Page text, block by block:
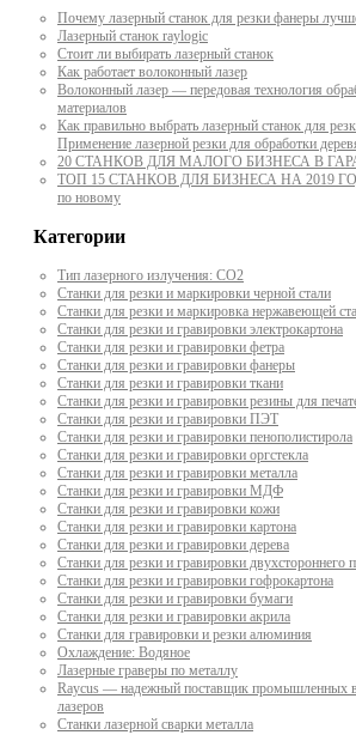
Почему лазерный станок для резки фанеры
Лазерный станок raylogic
Стоит ли выбирать лазерный станок
Как работает волоконный лазер
Волоконный лазер — передовая технология
материалов
Как правильно выбрать лазерный станок для
Применение лазерной резки для обработки
20 СТАНКОВ ДЛЯ МАЛОГО БИЗНЕСА В
ТОП 15 СТАНКОВ ДЛЯ БИЗНЕСА НА 2019
по новому
Категории
Тип лазерного излучения: СО2
Станки для резки и маркировки черной стали
Станки для резки и маркировка нержавеющей
Станки для резки и гравировки электрокартона
Станки для резки и гравировки фетра
Станки для резки и гравировки фанеры
Станки для резки и гравировки ткани
Станки для резки и гравировки резины для
Станки для резки и гравировки ПЭТ
Станки для резки и гравировки пенополистирола
Станки для резки и гравировки оргстекла
Станки для резки и гравировки металла
Станки для резки и гравировки МДФ
Станки для резки и гравировки кожи
Станки для резки и гравировки картона
Станки для резки и гравировки дерева
Станки для резки и гравировки двухстороннего
Станки для резки и гравировки гофрокартона
Станки для резки и гравировки бумаги
Станки для резки и гравировки акрила
Станки для гравировки и резки алюминия
Охлаждение: Водяное
Лазерные граверы по металлу
Raycus — надежный поставщик промышленных
лазеров
Cтанки лазерной сварки металла